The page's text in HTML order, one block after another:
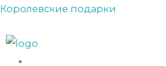
Перейти
содержимому
Королевские подарки
Прокрутка
вверх